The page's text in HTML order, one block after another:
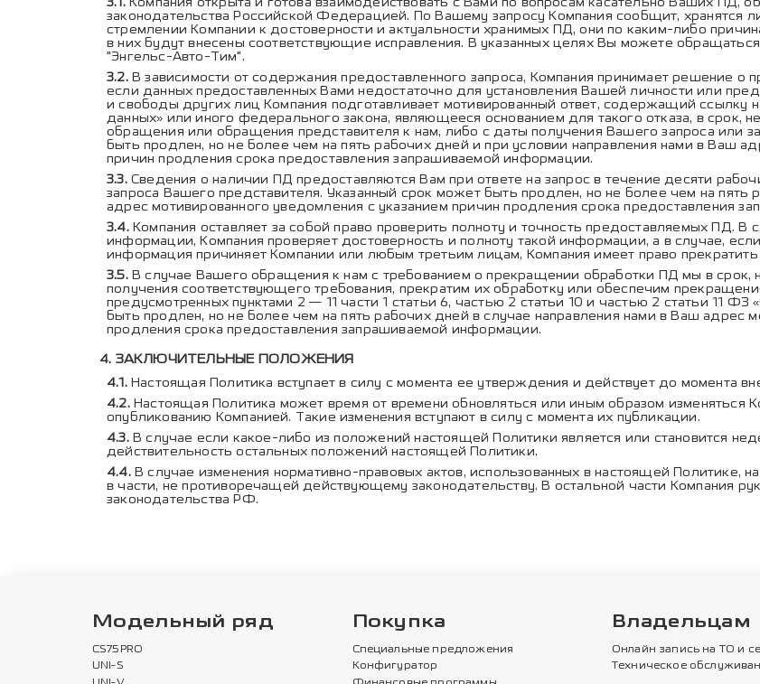
законодательства Российской Федерацией. По Вашему запросу Компания сообщит, хранятся
стремлении Компании к достоверности и актуальности хранимых ПД, они по каким-либо
в них будут внесены соответствующие исправления. В указанных целях Вы можете
"Энгельс-Авто-Тим".
В зависимости от содержания предоставленного запроса, Компания принимает решение
если данных предоставленных Вами недостаточно для установления Вашей личности или
и свободы других лиц Компания подготавливает мотивированный ответ, содержащий ссылку
данных» или иного федерального закона, являющееся основанием для такого отказа, в
обращения или обращения представителя к нам, либо с даты получения Вашего запроса или
быть продлен, но не более чем на пять рабочих дней и при условии направления нами в Ваш
причин продления срока предоставления запрашиваемой информации.
Сведения о наличии ПД предоставляются Вам при ответе на запрос в течение десяти
запроса Вашего представителя. Указанный срок может быть продлен, но не более чем на
адрес мотивированного уведомления с указанием причин продления срока предоставления
Компания оставляет за собой право проверить полноту и точность предоставляемых ПД.
информации, Компания проверяет достоверность и полноту такой информации, а в случае,
информация причиняет Компании или любым третьим лицам, Компания имеет право
В случае Вашего обращения к нам с требованием о прекращении обработки ПД мы в
получения соответствующего требования, прекратим их обработку или обеспечим
предусмотренных пунктами 2 — 11 части 1 статьи 6, частью 2 статьи 10 и частью 2 статьи 11
быть продлен, но не более чем на пять рабочих дней в случае направления нами в Ваш адрес
продления срока предоставления запрашиваемой информации.
ЗАКЛЮЧИТЕЛЬНЫЕ ПОЛОЖЕНИЯ
Настоящая Политика вступает в силу с момента ее утверждения и действует до момента
Настоящая Политика может время от времени обновляться или иным образом изменяться
опубликованию Компанией. Такие изменения вступают в силу с момента их публикации.
В случае если какое-либо из положений настоящей Политики является или становится
действительность остальных положений настоящей Политики.
В случае изменения нормативно-правовых актов, использованных в настоящей Политике,
в части, не противоречащей действующему законодательству. В остальной части Компания
законодательства РФ.
Модельный ряд
CS75PRO
UNI-S
Покупка
Специальные предложения
Конфигуратор
Владельцам
Онлайн запись на ТО и
Техническое